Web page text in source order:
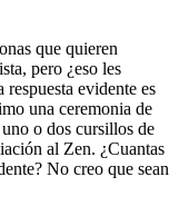
que quieren
pero ¿eso les
evidente es
una ceremonia de
o dos cursillos de
al Zen. ¿Cuantas
No creo que sean